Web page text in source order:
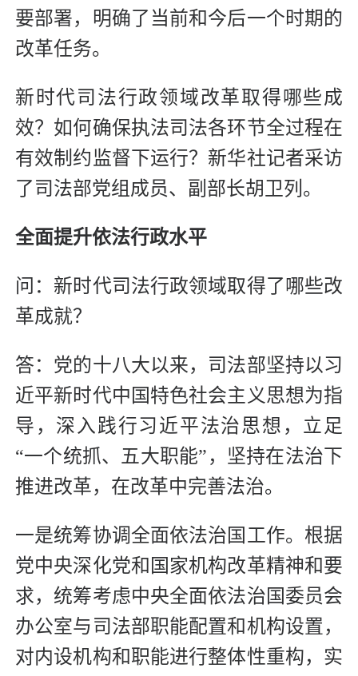
要部署，明确了当前和今后一个时期的
改革任务。
新时代司法行政领域改革取得哪些成
效？如何确保执法司法各环节全过程在
有效制约监督下运行？新华社记者采访
了司法部党组成员、副部长胡卫列。
全面提升依法行政水平
问：新时代司法行政领域取得了哪些改
革成就？
答：党的十八大以来，司法部坚持以习
近平新时代中国特色社会主义思想为指
导，深入践行习近平法治思想，立足
“一个统抓、五大职能”，坚持在法治下
推进改革，在改革中完善法治。
一是统筹协调全面依法治国工作。根据
党中央深化党和国家机构改革精神和要
求，统筹考虑中央全面依法治国委员会
办公室与司法部职能配置和机构设置，
对内设机构和职能进行整体性重构，实